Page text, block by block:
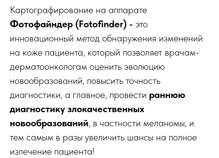
Картографирование на аппарате
Фотофайндер (Fotofinder) - это
инновационный метод обнаружения изменений
на коже пациента, который позволяет врачам-
дерматоонкологам оценить эволюцию
новообразований, повысить точность
диагностики, а главное, провести раннюю
диагностику злокачественных
новообразований, в частности меланомы, и
тем самым в разы увеличить шансы на полное
излечение пациента!